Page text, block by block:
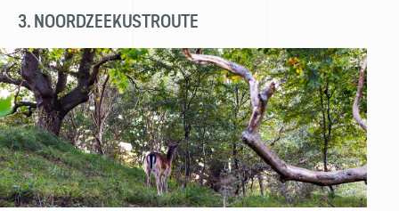
3. NOORDZEEKUSTROUTE